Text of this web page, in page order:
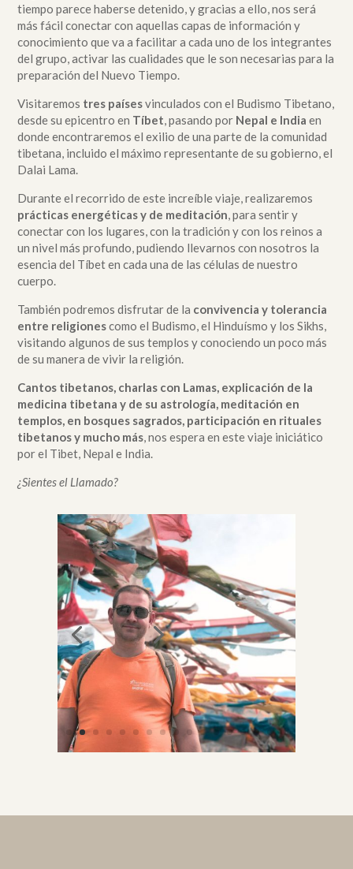
tiempo parece haberse detenido, y gracias a ello, nos será
más fácil conectar con aquellas capas de información y
conocimiento que va a facilitar a cada uno de los integrantes
del grupo, activar las cualidades que le son necesarias para la
preparación del Nuevo Tiempo.
Visitaremos tres paísesvinculados con el Budismo Tibetano,
desde su epicentro en Tíbet, pasando por Nepal e India en
donde encontraremos el exilio de una parte de la comunidad
tibetana, incluido el máximo representante de su gobierno, el
Dalai Lama.
Durante el recorrido de este increíble viaje, realizaremos
prácticas energéticas y de meditación, para sentir y
conectar con los lugares, con la tradición y con los reinos a
un nivel más profundo, pudiendo llevarnos con nosotros la
esencia del Tíbet en cada una de las células de nuestro
cuerpo.
También podremos disfrutar de la convivencia y tolerancia
entre religionescomo el Budismo, el Hinduísmo y los Sikhs,
visitando algunos de sus templos y conociendo un poco más
de su manera de vivir la religión.
Cantos tibetanos, charlas con Lamas, explicación de la
medicina tibetana y de su astrología, meditación en
templos, en bosques sagrados, participación en rituales
tibetanos y mucho más, nos espera en este viaje iniciático
por el Tibet, Nepal e India.
¿Sientes el Llamado?